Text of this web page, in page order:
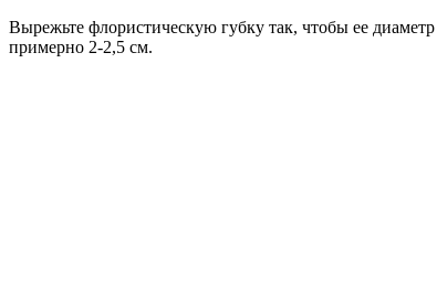
Вырежьте флористическую губку так, чтобы ее
примерно 2-2,5 см.